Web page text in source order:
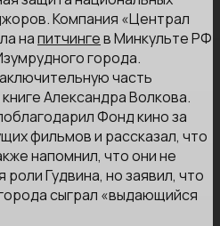
Компания «Централ
напитчингев Минкульте РФ
города.
часть
Александра Волкова.
Фонд кино за
фильмов и рассказал, что
напомнил, что они не
Гудвина, но заявил, что
сыграл «выдающийся